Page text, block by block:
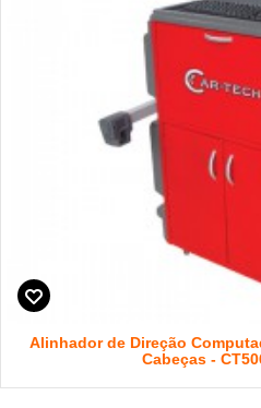
Alinhador de Direção
Cabeças -